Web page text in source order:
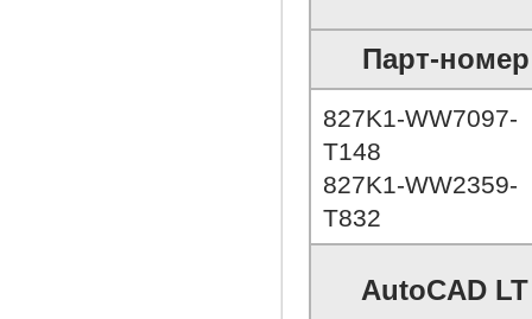
Парт-номер
827K1-WW7097-
T148
827K1-WW2359-
T832
AutoCAD